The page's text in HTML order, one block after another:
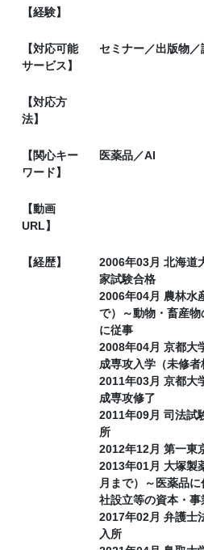
【経験】
【対応可能
サービス】
セミナー／出版物
【対応方
法】
【関心キー
ワード】
医薬品／AI
【動画
URL】
【経歴】
2006年03月 北海道
家試験合格
2006年04月 農林水
で）～動物・畜産
に従事
2008年04月 京都大
成専攻入学（未修者
2011年03月 京都大
成専攻修了
2011年09月 司法試
所
2012年12月 第一東
2013年01月 大塚製
月まで）～医薬品
社設立等の資本・
2017年02月 弁護士
入所